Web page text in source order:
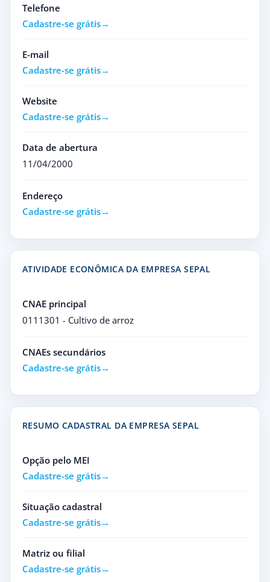
Telefone
Cadastre-se grátis
E-mail
Cadastre-se grátis
Website
Cadastre-se grátis
Data de abertura
11/04/2000
Endereço
Cadastre-se grátis
ATIVIDADE ECONÔMICA DA EMPRESA SEPAL
CNAE principal
0111301 - Cultivo de arroz
CNAEs secundários
Cadastre-se grátis
RESUMO CADASTRAL DA EMPRESA SEPAL
Opção pelo MEI
Cadastre-se grátis
Situação cadastral
Cadastre-se grátis
Matriz ou filial
Cadastre-se grátis